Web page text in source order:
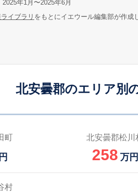
年1月〜2025年6月
イブラリ をもとにイエウール編集部が作成
北安曇郡のエリア別
町 北安曇郡松川
258 万円
村